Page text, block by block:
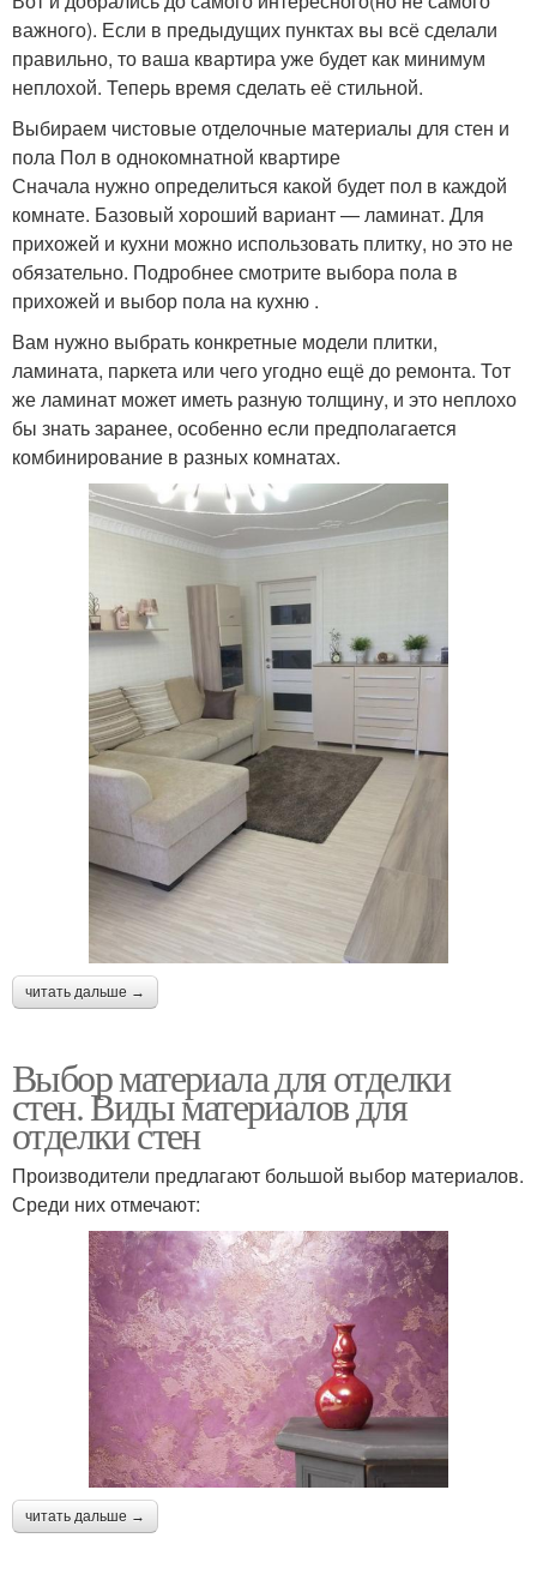
важного). Если в предыдущих пунктах вы всё сделали
правильно, то ваша квартира уже будет как минимум
неплохой. Теперь время сделать её стильной.
Выбираем чистовые отделочные материалы для стен и
пола Пол в однокомнатной квартире
Сначала нужно определиться какой будет пол в каждой
комнате. Базовый хороший вариант — ламинат. Для
прихожей и кухни можно использовать плитку, но это не
обязательно. Подробнее смотрите выбора пола в
прихожей и выбор пола на кухню .
Вам нужно выбрать конкретные модели плитки,
ламината, паркета или чего угодно ещё до ремонта. Тот
же ламинат может иметь разную толщину, и это неплохо
бы знать заранее, особенно если предполагается
комбинирование в разных комнатах.
читать дальше →
Выбор материала для отделки
стен. Виды материалов для
отделки стен
Производители предлагают большой выбор материалов.
Среди них отмечают:
читать дальше →